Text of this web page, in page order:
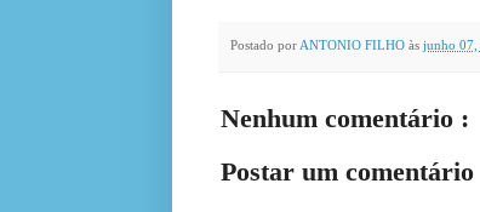
Postado por ANTONIO FILHO às junho 07,
Nenhum comentário :
Postar um comentário